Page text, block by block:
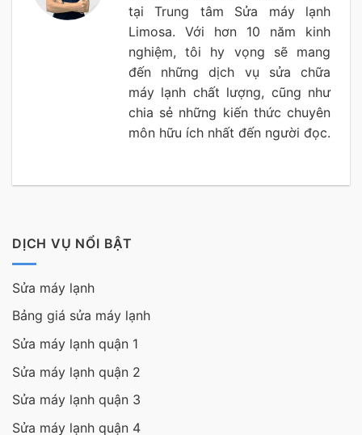
tại Trung tâm Sửa máy lạnh
Limosa. Với hơn 10 năm kinh
nghiệm, tôi hy vọng sẽ mang
đến những dịch vụ sửa chữa
máy lạnh chất lượng, cũng như
chia sẻ những kiến thức chuyên
môn hữu ích nhất đến người đọc.
DỊCH VỤ NỔI BẬT
Sửa máy lạnh
Bảng giá sửa máy lạnh
Sửa máy lạnh quận 1
Sửa máy lạnh quận 2
Sửa máy lạnh quận 3
Sửa máy lạnh quận 4